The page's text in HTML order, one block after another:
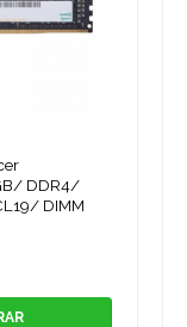
DDR4/
DIMM